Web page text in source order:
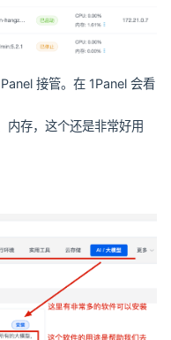
接管。在 1Panel 会看
内存，这个还是非常好用